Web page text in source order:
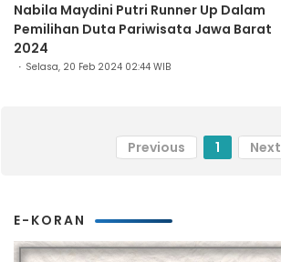
Nabila Maydini Putri Runner Up Dalam
Pemilihan Duta Pariwisata Jawa Barat
2024
Selasa, 20 Feb 2024 02:44 WIB
Previous 1 Next
E-KORAN